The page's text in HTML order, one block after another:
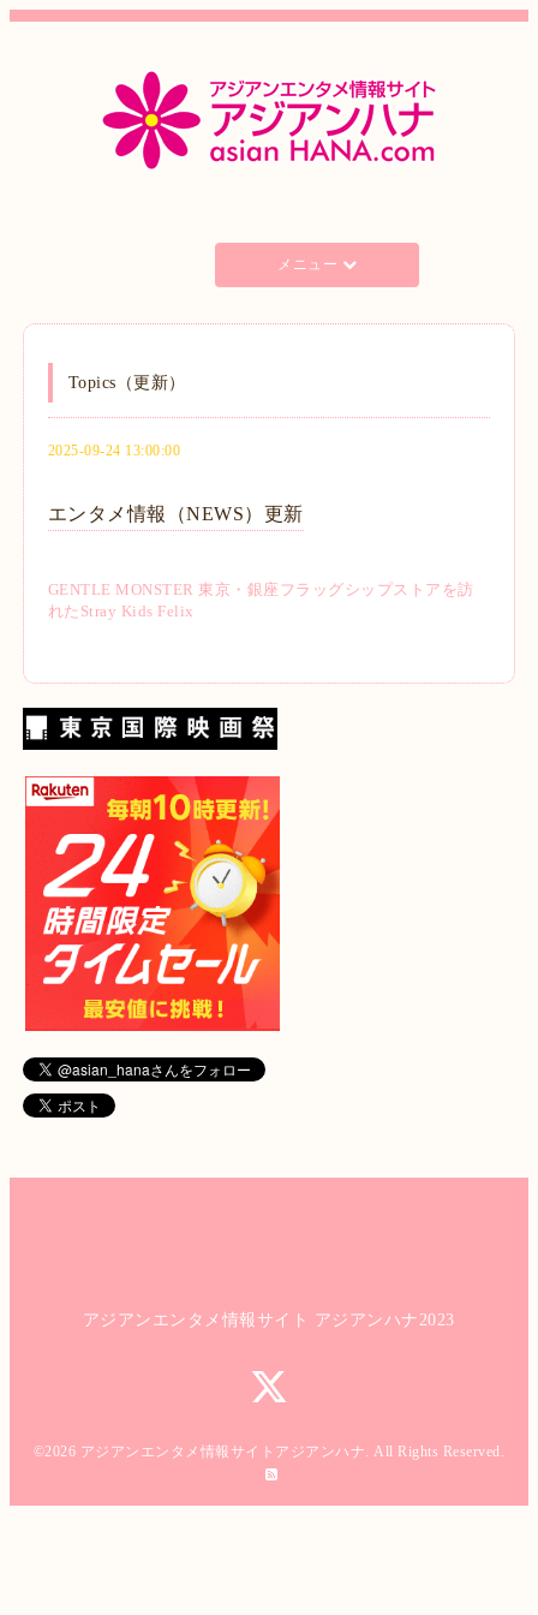
メニュー
Topics（更新）
2025-09-24 13:00:00
エンタメ情報（NEWS）更新
GENTLE MONSTER 東京・銀座フラッグシップストアを訪
れたStray Kids Felix
アジアンエンタメ情報サイト アジアンハナ2023
©2026 アジアンエンタメ情報サイトアジアンハナ. All Rights Reserved.